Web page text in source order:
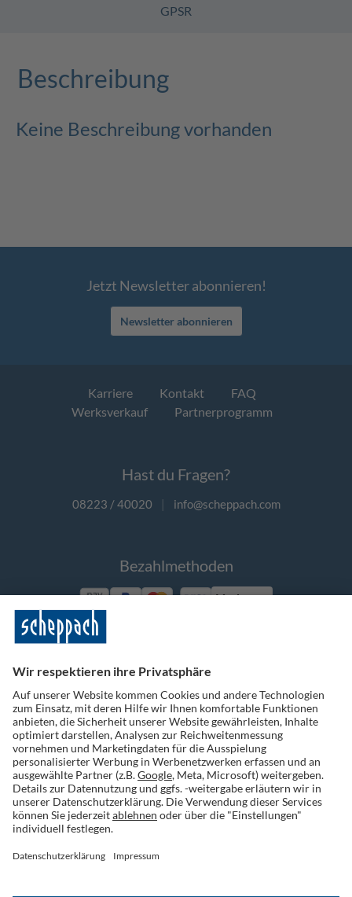
GPSR
Beschreibung
Keine Beschreibung vorhanden
Jetzt Newsletter abonnieren!
Newsletter abonnieren
Karriere Kontakt
FAQ
Werksverkauf
Partnerprogramm
Hast du Fragen?
08223 / 40020 | info@scheppach.com
Bezahlmethoden
Vorkasse
Folge uns auf Social Media